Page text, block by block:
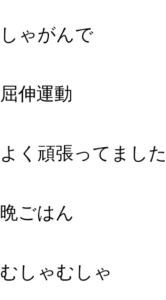
しゃがんで
屈伸運動
よく頑張ってまし
晩ごはん
むしゃむしゃ